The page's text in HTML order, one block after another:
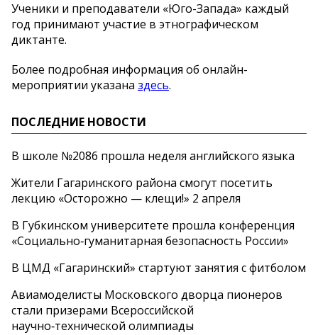
Ученики и преподаватели «Юго-Запада» каждый
год принимают участие в этнографическом
диктанте.
Более подробная информация об онлайн-
мероприятии указана здесь.
ПОСЛЕДНИЕ НОВОСТИ
В школе №2086 прошла неделя английского языка
Жители Гагаринского района смогут посетить
лекцию «Осторожно — клещи!» 2 апреля
В Губкинском университете прошла конференция
«Социально‑гуманитарная безопасность России»
В ЦМД «Гагаринский» стартуют занятия с фитболом
Авиамоделисты Московского дворца пионеров
стали призерами Всероссийской
научно‑технической олимпиады